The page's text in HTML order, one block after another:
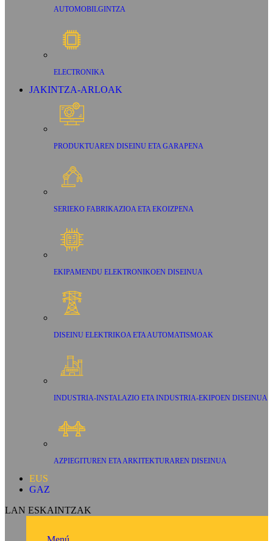
AUTOMOBILGINTZA
ELECTRONIKA
JAKINTZA-ARLOAK
PRODUKTUAREN DISEINU ETA GARAPENA
SERIEKO FABRIKAZIOA ETA EKOIZPENA
EKIPAMENDU ELEKTRONIKOEN DISEINUA
DISEINU ELEKTRIKOA ETA AUTOMATISMOAK
INDUSTRIA-INSTALAZIO ETA INDUSTRIA-EKIPOEN DISEINUA
AZPIEGITUREN ETA ARKITEKTURAREN DISEINUA
EUS
GAZ
LAN ESKAINTZAK